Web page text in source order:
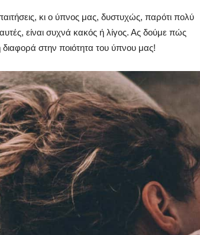
κι ο ύπνος μας, δυστυχώς, παρότι πολύ
είναι συχνά κακός ή λίγος. Ας δούμε πώς
στην ποιότητα του ύπνου μας!